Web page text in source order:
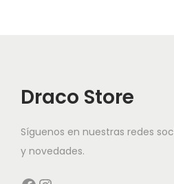
Draco Store
Síguenos en nuestras redes
y novedades.